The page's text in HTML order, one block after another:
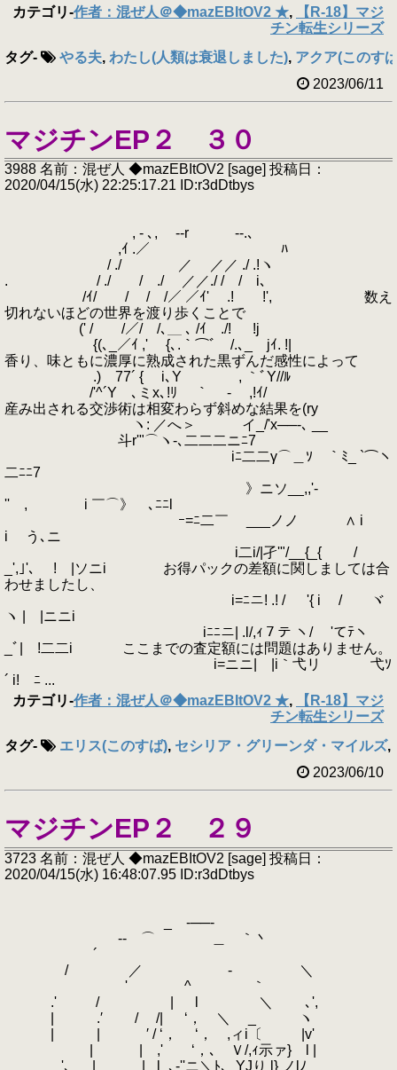
カテゴリ-作者：混ぜ人＠◆mazEBItOV2 ★,
【R-18】マジ
チン転生シリーズ
タグ- やる夫, わたし(人類は衰退しました), アクア(このす
2023/06/11
マジチンEP２ ３０
3988 名前：混ぜ人 ◆mazEBItOV2 [sage] 投稿日：
2020/04/15(水) 22:25:17.21 ID:r3dDtbys
, - ､, -‐r ‐-.､
,ｲ .／ ﾊ
/ ./ ／ ／／ ./ .!ヽ
. / ./ / ./ ／／./ / / i､
/ｲ/ / / /／ ／ｲ' .! !', 数え
切れないほどの世界を渡り歩くことで
(' / /／/ /､＿ ､ /ｲ ./! !j
{(､_／ｲ ,' {､.｀⌒ﾞ /.､_ jｲ. !|
香り、味ともに濃厚に熟成された黒ずんだ感性によって
.) 77´ { i､Y , ｀ﾞY//ﾙ
/'^´Yゝ､ミx､!ﾘ ｀ - ,!ｲ/
産み出される交渉術は相変わらず斜めな結果を(ry
ヽ: ／へ＞ イ_/'x──‐､ __
斗r'"⌒ヽ-､二二二ニﾆ7
iﾆ二二γ⌒＿ｿ￣｀ﾐ_ `⌒ヽ
二ﾆﾆ7
》ニソ__,,'-
'' , i ￣⌒》ゝ､ﾆﾆl
ｰ=ﾆ二￣ ___ノノ ∧ i
i ゝう､ニ
i二i/|孑'"/__{_{ /
_',｣'､ ! |ソニi お得パックの差額に関しましては合
わせましたし、
i=ﾆニ! .! / '{ i / ヾ
ヽ | |ニニi
iﾆﾆニ| .l/,ｨ７テ ヽ/ 'てﾃヽ
_ﾞ| !二二i ここまでの査定額には問題はありません。
i=ニニ| |i｀弋リ 弋ｿ
´ i! ﾆ ...
カテゴリ-作者：混ぜ人＠◆mazEBItOV2 ★,
【R-18】マジ
チン転生シリーズ
タグ- エリス(このすば), セシリア・グリーンダ・マイルズ,
2023/06/10
マジチンEP２ ２９
3723 名前：混ぜ人 ◆mazEBItOV2 [sage] 投稿日：
2020/04/15(水) 16:48:07.95 ID:r3dDtbys
_ -──-
-‐ ⌒ ＿ ｀丶
´
/ ／ - ＼
' ^ ｀
.' / | l ＼ ､',
| .′ / /| ‘， ＼ _ ヽ
| | ′ / ‘， ‘， ,ィi〔 |v'
| | ,' ‘，､ Ｖ/,ｨ示ァ} l |
'､ | | _l_､‐''ニ＼ﾄ､_YJり l} ノlﾉ